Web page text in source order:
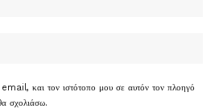
και τον ιστότοπο μου σε αυτόν τον πλοηγό
σχολιάσω.